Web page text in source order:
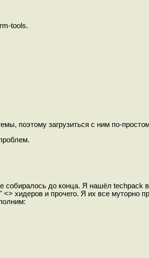
tools.
поэтому загрузиться с ним по-
до конца. Я нашёл techpack
хидеров и прочего. Я их все муторно